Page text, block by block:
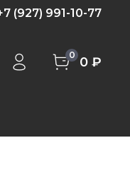
(927) 991-10-77
0 0 ₽